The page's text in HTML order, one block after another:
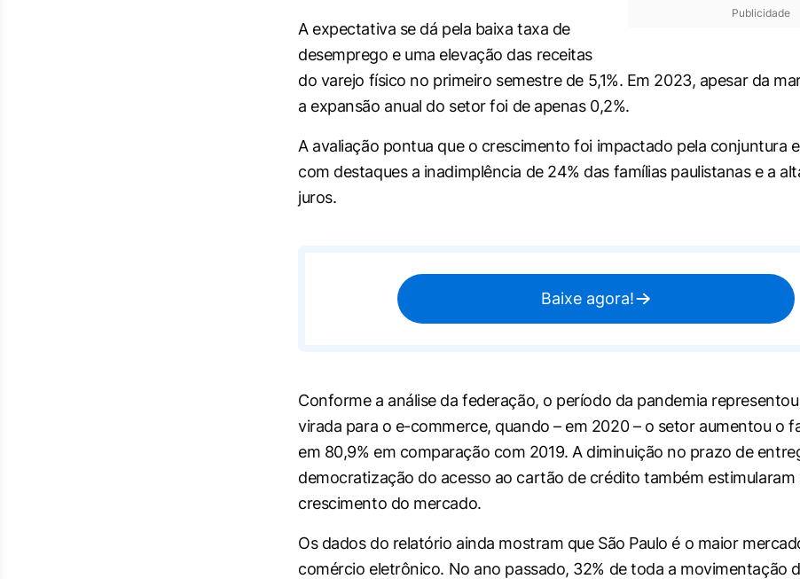
Publicidade
A expectativa se dá pela baixa taxa de
desemprego e uma elevação das receitas
do varejo físico no primeiro semestre de 5,1%. Em 2023, apesar da
a expansão anual do setor foi de apenas 0,2%.
A avaliação pontua que o crescimento foi impactado pela conjuntura
com destaques a inadimplência de 24% das famílias paulistanas e a
juros.
Baixe agora!
Conforme a análise da federação, o período da pandemia
virada para o e-commerce, quando – em 2020 – o setor aumentou o
em 80,9% em comparação com 2019. A diminuição no prazo de
democratização do acesso ao cartão de crédito também estimularam
crescimento do mercado.
Os dados do relatório ainda mostram que São Paulo é o maior
comércio eletrônico. No ano passado, 32% de toda a movimentação